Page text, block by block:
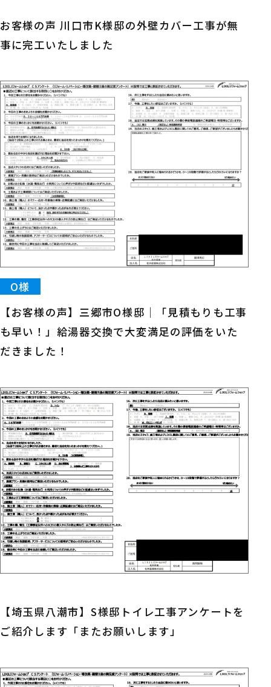
お客様の声 川口市K様邸の外壁カバー工事が無
事に完工いたしました
O様
【お客様の声】三郷市O様邸｜「見積もりも工事
も早い！」給湯器交換で大変満足の評価をいた
だきました！
【埼玉県八潮市】S様邸トイレ工事アンケートを
ご紹介します「またお願いします」